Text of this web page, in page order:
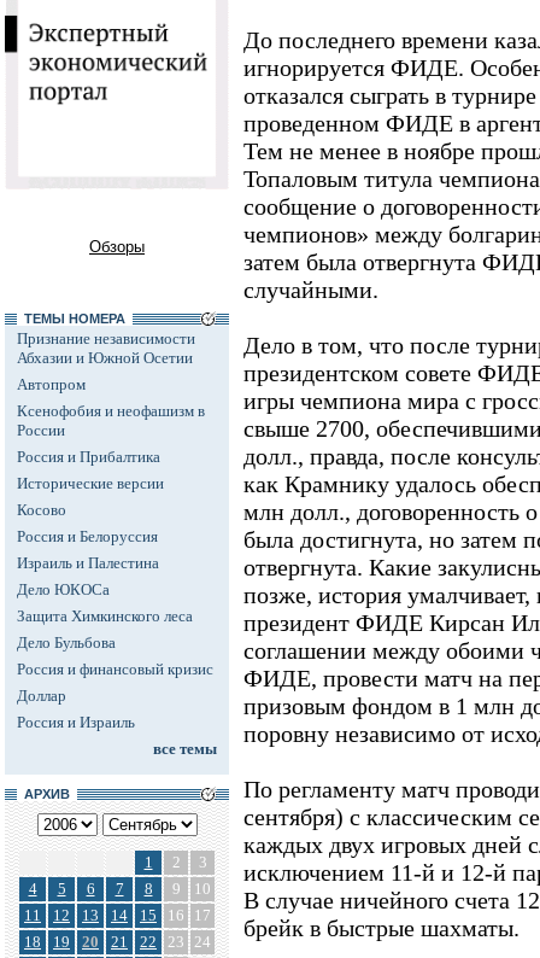
Обзоры
ТЕМЫ НОМЕРА
Признание независимости
Абхазии и Южной Осетии
Автопром
Ксенофобия и неофашизм в
России
Россия и Прибалтика
Исторические версии
Косово
Россия и Белоруссия
Израиль и Палестина
Дело ЮКОСа
Защита Химкинского леса
Дело Бульбова
Россия и финансовый кризис
Доллар
Россия и Израиль
все темы
АРХИВ
1 2
3
4
5 6 7 8 9
10
11
12 13 14 15 16
17
18
19 20 21 22 23 24
До последнего времени
игнорируется ФИДЕ.
отказался сыграть в
проведенном ФИДЕ в
Тем не менее в ноябре
Топаловым титула
сообщение о
чемпионов» между
затем была отвергнута
случайными.
Дело в том, что после
президентском совете
игры чемпиона мира с
свыше 2700,
долл., правда, после
как Крамнику удалось
млн долл., договоренность
была достигнута, но затем
отвергнута. Какие
позже, история умалчивает,
президент ФИДЕ Кирсан
соглашении между обоими
ФИДЕ, провести матч на
призовым фондом в 1 млн
поровну независимо от
По регламенту матч
сентября) с классическим
каждых двух игровых дней
исключением 11-й и 12-й
В случае ничейного счета
брейк в быстрые шахматы.